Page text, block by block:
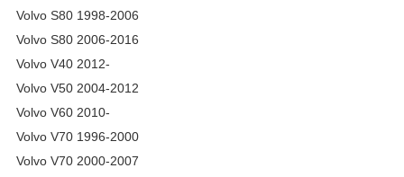
Volvo S80 1998-2006
Volvo S80 2006-2016
Volvo V40 2012-
Volvo V50 2004-2012
Volvo V60 2010-
Volvo V70 1996-2000
Volvo V70 2000-2007